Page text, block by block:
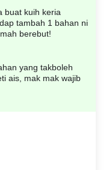
buat kuih keria
tambah 1 bahan ni
berebut!
yang takboleh
ais, mak mak wajib